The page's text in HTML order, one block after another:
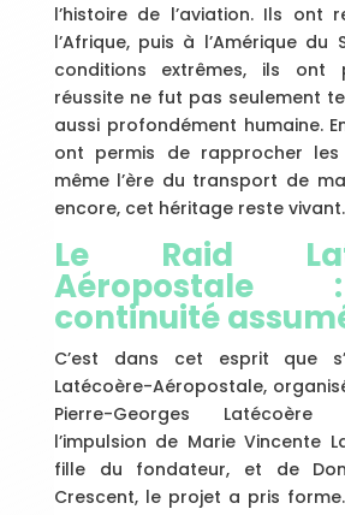
l’histoire de l’aviation. Ils ont
l’Afrique, puis à l’Amérique du
conditions extrêmes, ils ont
réussite ne fut pas seulement
aussi profondément humaine.
ont permis de rapprocher
même l’ère du transport de
encore, cet héritage reste vivant.
Le Raid
continuité
C’est dans cet esprit que
Latécoère-Aéropostale,
Pierre-Georges Latécoère
l’impulsion de Marie Vincente
fille du fondateur, et de
Crescent, le projet a pris